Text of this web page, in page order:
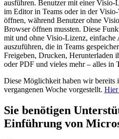
ausführen. Benutzer mit einer Visio-
im Editor in Teams oder in der
öffnen, während Benutzer ohne
Browser öffnen mussten. Diese
mit und ohne Visio-Lizenz, einfache
auszuführen, die in Teams
Freigeben, Drucken, Herunterladen
oder PDF und vieles mehr – alles in
Diese Möglichkeit haben wir bereits
vergangenen Woche vorgestellt. Hier
Sie benötigen
Einführung von